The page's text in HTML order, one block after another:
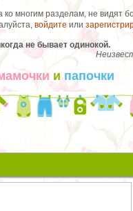
многим разделам, не видят
войдите или
не бывает одинокой.
ипапочки